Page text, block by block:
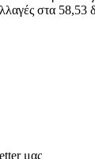
στα
μας